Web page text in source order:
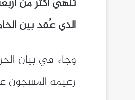
الذي عُقد بين
وجاء في بيان
زعيمه المسجون عبد الله أوجلان، الذي دعا